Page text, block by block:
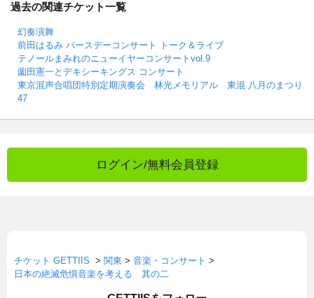
過去の関連チケット一覧
幻奏演舞
前田はるみ バースデーコンサート トーク＆ライブ
テノールまみれのニューイヤーコンサートvol.9
薗田憲一とデキシーキングス コンサート
東京混声合唱団特別定期演奏会 林光メモリアル 東混 八月のまつり
47
ログイン/無料会員登録
チケット GETTIIS > 関東 > 音楽・コンサート >
日本の絶滅危惧音楽を考える 其の二